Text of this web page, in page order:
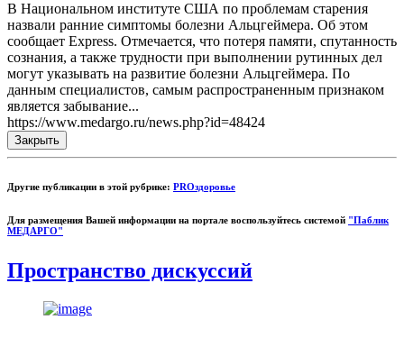
В Национальном институте США по проблемам старения
назвали ранние симптомы болезни Альцгеймера. Об этом
сообщает Express. Отмечается, что потеря памяти, спутанность
сознания, а также трудности при выполнении рутинных дел
могут указывать на развитие болезни Альцгеймера. По
данным специалистов, самым распространенным признаком
является забывание...
https://www.medargo.ru/news.php?id=48424
Закрыть
Другие публикации в этой рубрике: PROздоровье
Для размещения Вашей информации на портале воспользуйтесь системой "Паблик
МЕДАРГО"
Пространство дискуссий